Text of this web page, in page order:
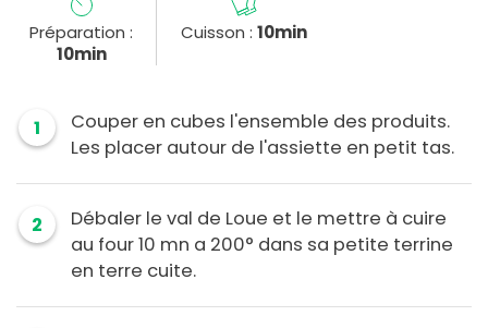
Préparation :
10min
Cuisson : 10min
1
Couper en cubes l'ensemble des produits.
Les placer autour de l'assiette en petit tas.
2
Débaler le val de Loue et le mettre à cuire
au four 10 mn a 200° dans sa petite terrine
en terre cuite.